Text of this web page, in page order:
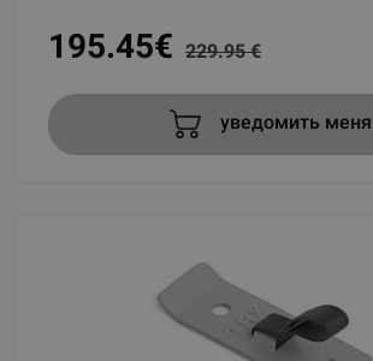
195.45€ 229.95 €
уведомить меня